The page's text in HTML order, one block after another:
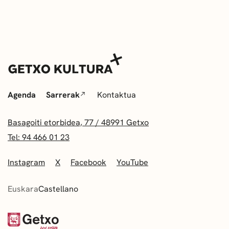
Agenda Sarrerak Kontaktua
Basagoiti etorbidea, 77 / 48991 Getxo
Tel: 94 466 01 23
Instagram X Facebook YouTube
EuskaraCastellano